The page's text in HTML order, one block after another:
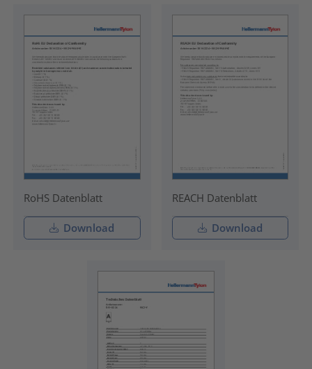
RoHS Datenblatt
Download
REACH Datenblatt
Download